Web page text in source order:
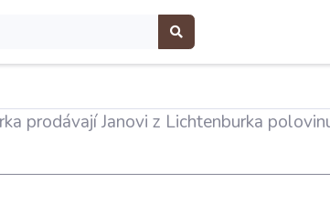
prodávají Janovi z Lichtenburka